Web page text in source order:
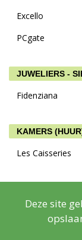
Excello
PCgate
JUWELIERS -
Fidenziana
KAMERS
Les Caisseries
BATI BOX
Deze site